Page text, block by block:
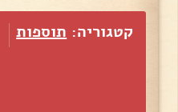
קטגוריה: תוספות